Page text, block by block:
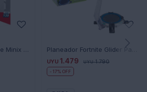
Figura Coleccionable Minix MX11117 Deportes Liverpool - SALAH
UYU 1.479 UYU 1.790
17